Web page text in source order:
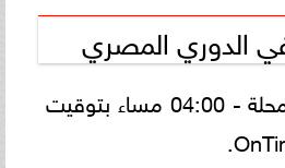
الدوري المصري
بيراميدز × غزل المحلة - 04:00 مساء بتوقيت